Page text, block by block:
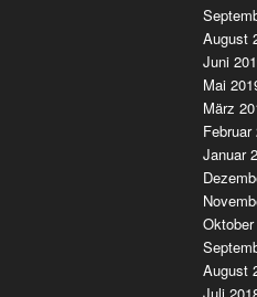
August
Juni
Mai
März
Februar
Januar
August